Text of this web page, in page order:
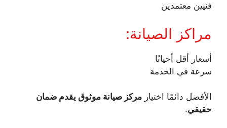
فنيين معتمدين
مراكز الصيانة:
أسعار أقل أحيانًا
سرعة في الخدمة
الأفضل دائمًا اختيار مركز صيانة موثوق يقدم ضمان
حقيقي.